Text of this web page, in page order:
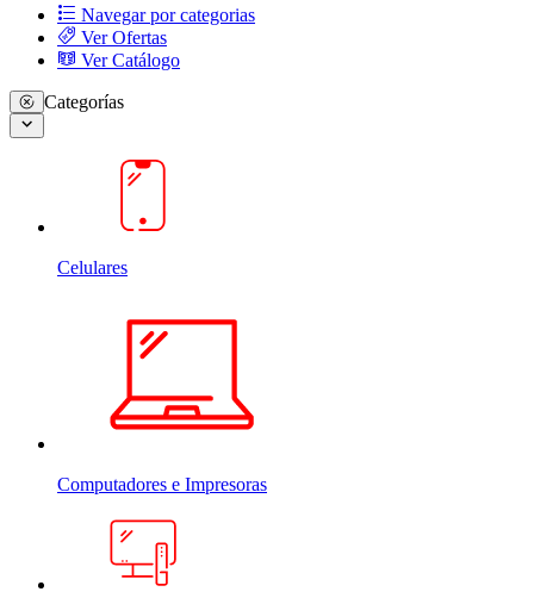
Navegar por categorias
Ver Ofertas
Ver Catálogo
Categorías
Celulares
Computadores e Impresoras